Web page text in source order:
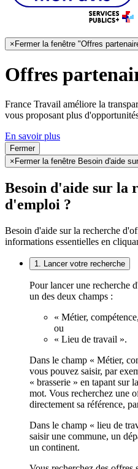
×Fermer la fenêtre "Offres
Offres
France Travail améliore la
vous proposant plus
En savoir plus
Fermer
× Fermer la fenêtre Besoin d'aide
Besoin d'aide sur la
d'emploi ?
Besoin d'aide sur la recherche
informations essentielles en
1. Lancer votre recherche
Pour lancer une recherche
un des deux champs :
« Métier,
ou
« Lieu de travail ».
Dans le champ « Métier,
vous pouvez saisir, par
« brasserie » en tapant sur
mot. Vous recherchez une
directement sa référence,
Dans le champ « lieu de
saisir une commune, un
un continent.